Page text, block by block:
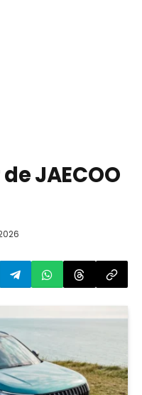
JAECOO